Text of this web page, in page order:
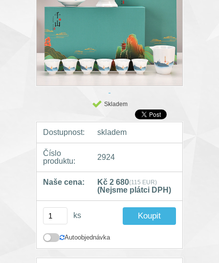
Skladem
Dostupnost: skladem
Číslo
produktu:
2924
Naše cena: Kč 2 680(115 EUR)
(Nejsme plátci DPH)
ks
Autoobjednávka